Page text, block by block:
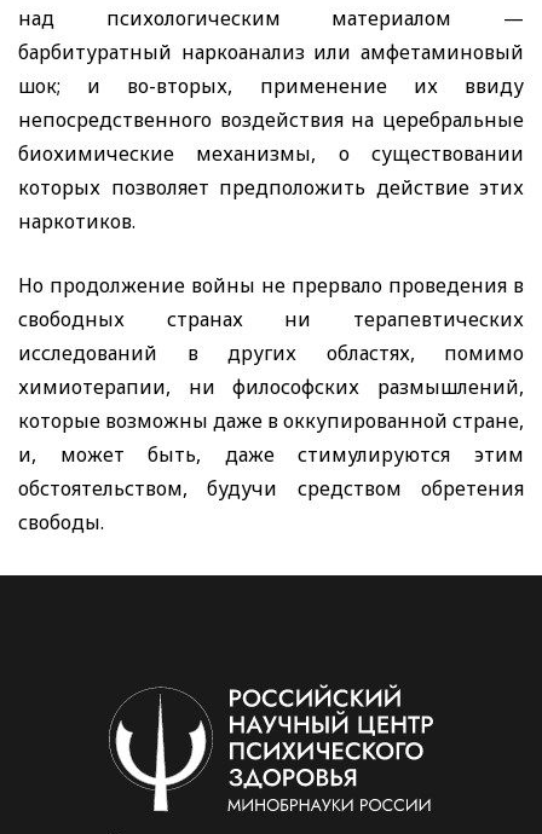
над психологическим материалом —
барбитуратный наркоанализ или амфетаминовый
шок; и во-вторых, применение их ввиду
непосредственного воздействия на церебральные
биохимические механизмы, о существовании
которых позволяет предположить действие этих
наркотиков.
Но продолжение войны не прервало проведения в
свободных странах ни терапевтических
исследований в других областях, помимо
химиотерапии, ни философских размышлений,
которые возможны даже в оккупированной стране,
и, может быть, даже стимулируются этим
обстоятельством, будучи средством обретения
свободы.